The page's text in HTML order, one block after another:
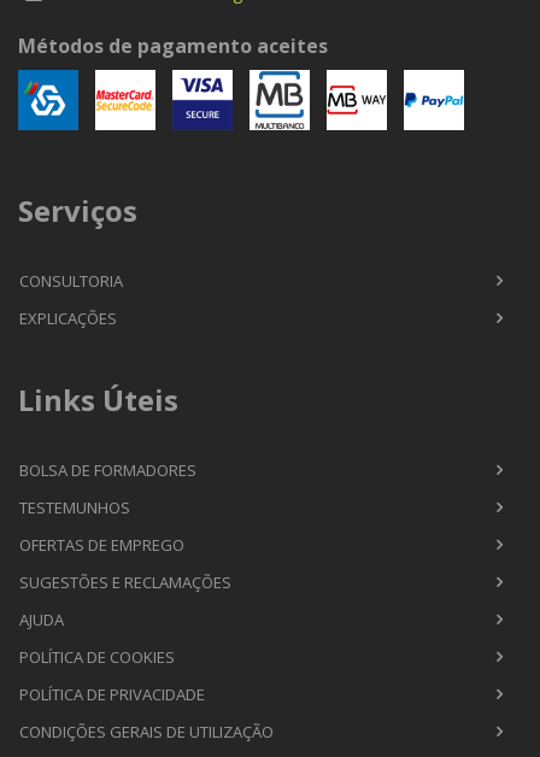
Métodos de pagamento aceites
Serviços
CONSULTORIA
EXPLICAÇÕES
Links Úteis
BOLSA DE FORMADORES
TESTEMUNHOS
OFERTAS DE EMPREGO
SUGESTÕES E RECLAMAÇÕES
AJUDA
POLÍTICA DE COOKIES
POLÍTICA DE PRIVACIDADE
CONDIÇÕES GERAIS DE UTILIZAÇÃO